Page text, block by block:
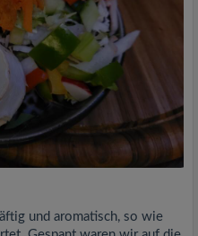
und aromatisch, so wie